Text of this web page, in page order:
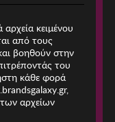
κειμένου
από τους
βοηθούν στην
του
κάθε φορά
αρχείων